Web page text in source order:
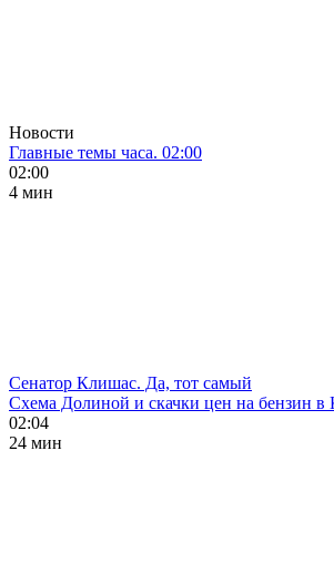
Новости
Главные темы часа. 02:00
02:00
4 мин
Сенатор Клишас. Да, тот самый
Схема Долиной и скачки цен на бензин в
02:04
24 мин